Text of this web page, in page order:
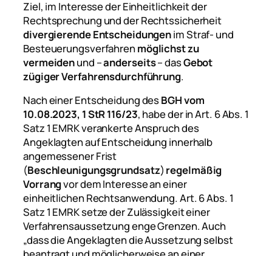
Ziel, im Interesse der Einheitlichkeit der
Rechtsprechung und der Rechtssicherheit
divergierende Entscheidungenim Straf- und
Besteuerungsverfahrenmöglichst zu
vermeidenund –anderseits– dasGebot
zügiger Verfahrensdurchführung.
Nach einer Entscheidung desBGH vom
10.08.2023, 1 StR 116/23, habe der in Art. 6 Abs. 1
Satz 1 EMRK verankerte Anspruch des
Angeklagten auf Entscheidung innerhalb
angemessener Frist
(Beschleunigungsgrundsatz) regelmäßig
Vorrangvor dem Interesse an einer
einheitlichen Rechtsanwendung. Art. 6 Abs. 1
Satz 1 EMRK setze der Zulässigkeit einer
Verfahrensaussetzung enge Grenzen. Auch
„dass die Angeklagten die Aussetzung selbst